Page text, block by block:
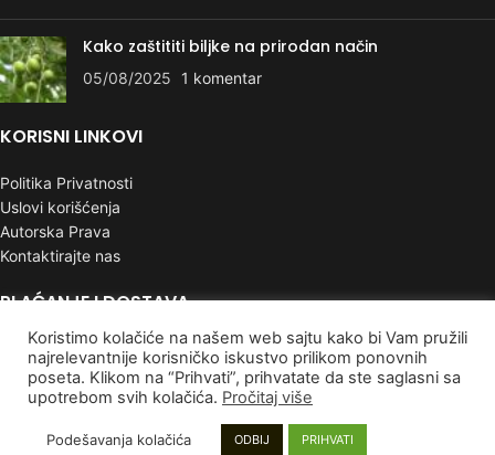
Kako zaštititi biljke na prirodan način
05/08/2025 1 komentar
KORISNI LINKOVI
Politika Privatnosti
Uslovi korišćenja
Autorska Prava
Kontaktirajte nas
PLAĆANJE I DOSTAVA
Poručivanje i Plaćanje
Rokovi isporuke
Garancija
Koristimo kolačiće na našem web sajtu kako bi Vam pružili
najrelevantnije korisničko iskustvo prilikom ponovnih
poseta. Klikom na “Prihvati”, prihvatate da ste saglasni sa
upotrebom svih kolačića. Pročitaj više
Podešavanja kolačića ODBIJ PRIHVATI